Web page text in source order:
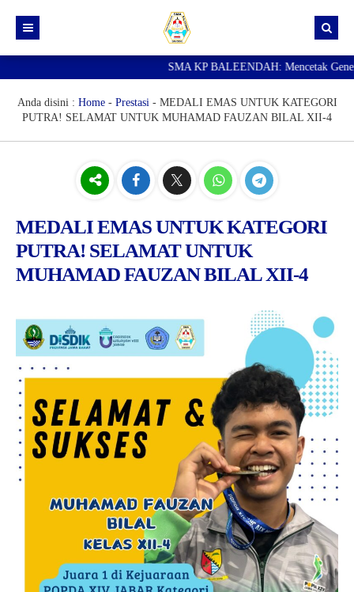
Berita
SNBP
SMA KP BALEENDAH: Mencetak
Anda disini : Home- Prestasi- MEDALI EMAS UNTUK KATEGORI
PUTRA! SELAMAT UNTUK MUHAMAD FAUZAN BILAL XII-4
MEDALI EMAS UNTUK KATEGORI
PUTRA! SELAMAT UNTUK
MUHAMAD FAUZAN BILAL XII-4